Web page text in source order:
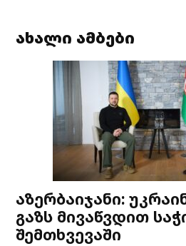
ახალი ამბები
აზერბაიჯანი:
გაზს მივაწვდით
შემთხვევაში